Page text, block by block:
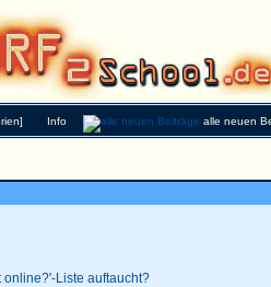
Info alle neuen
Liste auftaucht?